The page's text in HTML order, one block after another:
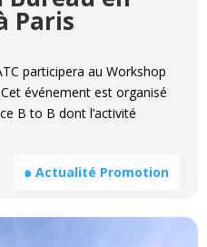
Paris
participera au Workshop
événement est organisé
B to B dont l’activité
๑ Actualité Promotion